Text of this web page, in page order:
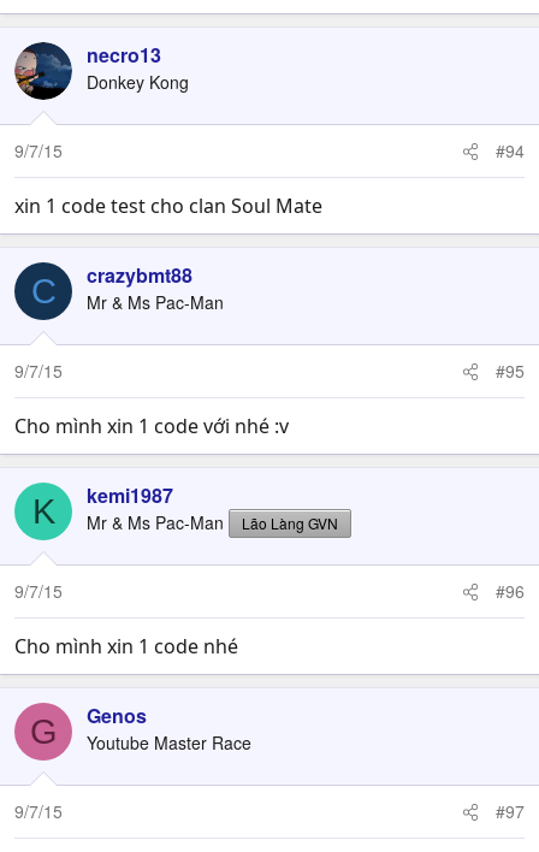
necro13
Donkey Kong
9/7/15 #94
xin 1 code test cho clan Soul Mate
C crazybmt88
Mr & Ms Pac-Man
9/7/15 #95
Cho mình xin 1 code với nhé :v
K kemi1987
Mr & Ms Pac-Man Lão Làng GVN
9/7/15 #96
Cho mình xin 1 code nhé
G Genos
Youtube Master Race
9/7/15 #97